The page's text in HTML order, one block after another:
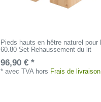
Pieds hauts en hêtre naturel pour
60.80 Set Rehaussement du lit
96,90 € *
*avec TVA hors Frais de livraison